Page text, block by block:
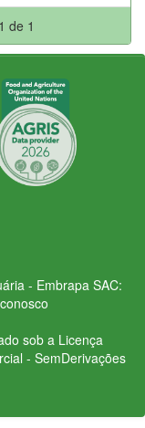
de 1
- Embrapa SAC:
sob a Licença
- SemDerivações